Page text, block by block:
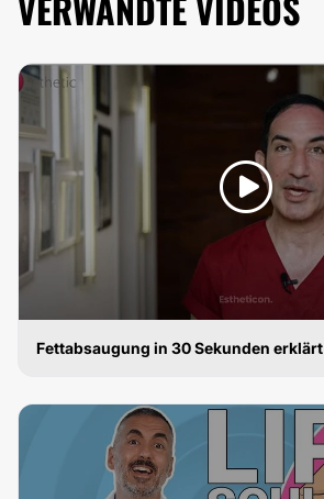
Fettabsaugung in 30 Sekunden erklärt